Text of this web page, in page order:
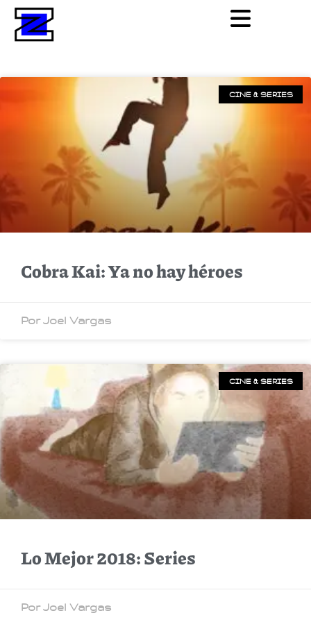
CINE & SERIES
Cobra Kai: Ya no hay héroes
Por Joel Vargas
CINE & SERIES
Lo Mejor 2018: Series
Por Joel Vargas